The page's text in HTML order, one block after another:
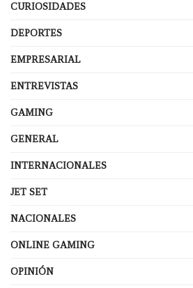
CURIOSIDADES
DEPORTES
EMPRESARIAL
ENTREVISTAS
GAMING
GENERAL
INTERNACIONALES
JET SET
NACIONALES
ONLINE GAMING
OPINIÓN